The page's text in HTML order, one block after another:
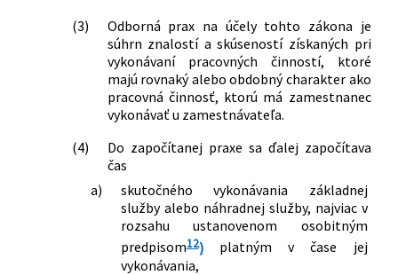
(3)
Odborná prax na účely tohto zákona je
súhrn znalostí a skúseností získaných pri
vykonávaní pracovných činností, ktoré
majú rovnaký alebo obdobný charakter ako
pracovná činnosť, ktorú má zamestnanec
vykonávať u zamestnávateľa.
(4)
Do započítanej praxe sa ďalej započítava
čas
a)
skutočného vykonávania základnej
služby alebo náhradnej služby, najviac v
rozsahu ustanovenom osobitným
predpisom12)platným v čase jej
vykonávania,